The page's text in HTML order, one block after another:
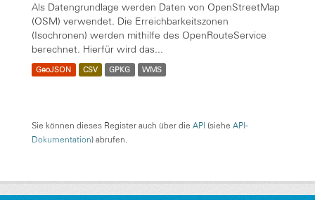
Als Datengrundlage werden Daten von OpenStreetMap
(OSM) verwendet. Die Erreichbarkeitszonen
(Isochronen) werden mithilfe des OpenRouteService
berechnet. Hierfür wird das...
GeoJSON CSV GPKG WMS
Sie können dieses Register auch über die API (siehe API-
Dokumentation) abrufen.